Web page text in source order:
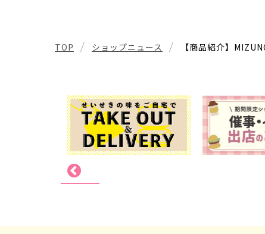
TOP ショップニュース 【商品紹介】